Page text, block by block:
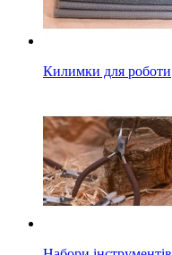
Килимки для роботи